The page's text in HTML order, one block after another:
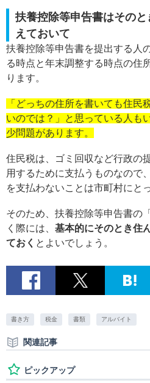
扶養控除等申告書はその
えておいて
扶養控除等申告書を提出する人
る時点と年末調整する時点の住
ります。
「どっちの住所を書いても住民
いのでは？」と思っている人も
少問題があります。
住民税は、ゴミ回収など行政の
用するために支払うものなので
を支払わないことは市町村にと
そのため、扶養控除等申告書の
く際には、 基本的にそのとき住
ておく とよいでしょう。
書き方 税金 書類 アルバイト
関連記事
ピックアップ